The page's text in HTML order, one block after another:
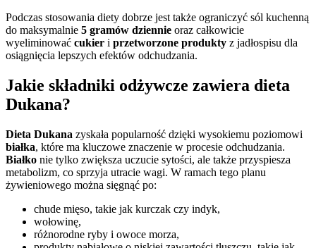
Podczas stosowania diety dobrze jest także ograniczyć sól kuchenną
do maksymalnie 5 gramów dziennie oraz całkowicie
wyeliminować cukier i przetworzone produkty z jadłospisu dla
osiągnięcia lepszych efektów odchudzania.
Jakie składniki odżywcze zawiera dieta
Dukana?
Dieta Dukana zyskała popularność dzięki wysokiemu poziomowi
białka, które ma kluczowe znaczenie w procesie odchudzania.
Białko nie tylko zwiększa uczucie sytości, ale także przyspiesza
metabolizm, co sprzyja utracie wagi. W ramach tego planu
żywieniowego można sięgnąć po:
chude mięso, takie jak kurczak czy indyk,
wołowinę,
różnorodne ryby i owoce morza,